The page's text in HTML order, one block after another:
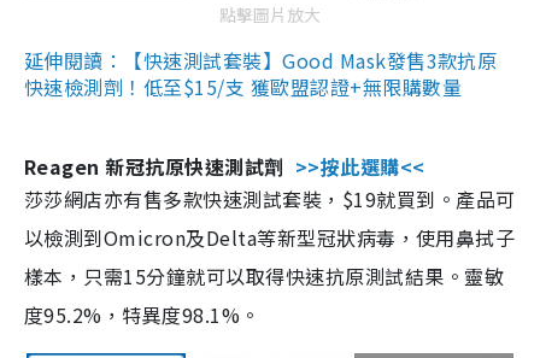
點擊圖片放大
延伸閱讀：【快速測試套裝】Good Mask發售3款抗原
快速檢測劑！低至$15/支 獲歐盟認證+無限購數量
Reagen 新冠抗原快速測試劑 >>按此選購<<
莎莎網店亦有售多款快速測試套裝，$19就買到。產品可
以檢測到Omicron及Delta等新型冠狀病毒，使用鼻拭子
樣本，只需15分鐘就可以取得快速抗原測試結果。靈敏
度95.2%，特異度98.1%。